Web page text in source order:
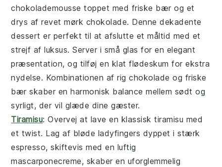
chokolademousse toppet med friske bær og et
drys af revet mørk chokolade. Denne dekadente
dessert er perfekt til at afslutte et måltid med et
strejf af luksus. Server i små glas for en elegant
præsentation, og tilføj en klat flødeskum for ekstra
nydelse. Kombinationen af rig chokolade og friske
bær skaber en harmonisk balance mellem sødt og
syrligt, der vil glæde dine gæster.
Tiramisu: Overvej at lave en klassisktiramisu med
et twist. Lag af bløde ladyfingers dyppet i stærk
espresso, skiftevis med en luftig
mascarponecreme, skaber en uforglemmelig